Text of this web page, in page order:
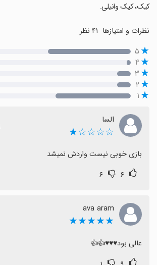
کیک، کیک وانیلی.
نظرات و امتیازها
۵
۴
۳
۲
۱
السا
☆☆☆☆★
بازی خوبی نیست واردش نمیشد
۶ ۶
ava aram
★★★★★
عالی بود♥️♥️♥️👍👍